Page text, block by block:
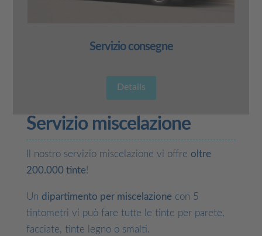
Servizio consegne
Details
Servizio miscelazione
Il nostro servizio miscelazione vi offre oltre
200.000 tinte!
Un dipartimento per miscelazione con 5
tintometri vi può fare tutte le tinte per parete,
facciate, tinte legno o smalti.